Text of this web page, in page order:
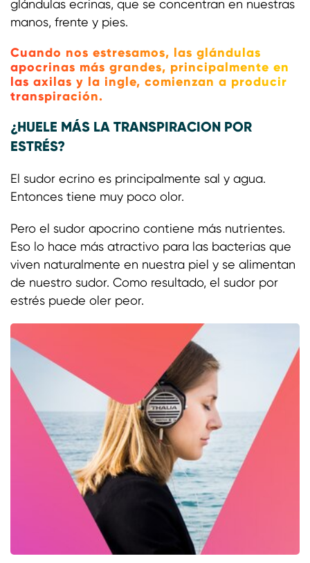
glándulas ecrinas, que se concentran en nuestras
manos, frente y pies.
Cuando nos estresamos, las glándulas
apocrinas más grandes, principalmente en
las axilas y la ingle, comienzan a producir
transpiración.
¿HUELE MÁS LA TRANSPIRACION POR
ESTRÉS?
El sudor ecrino es principalmente sal y agua.
Entonces tiene muy poco olor.
Pero el sudor apocrino contiene más nutrientes.
Eso lo hace más atractivo para las bacterias que
viven naturalmente en nuestra piel y se alimentan
de nuestro sudor. Como resultado, el sudor por
estrés puede oler peor.